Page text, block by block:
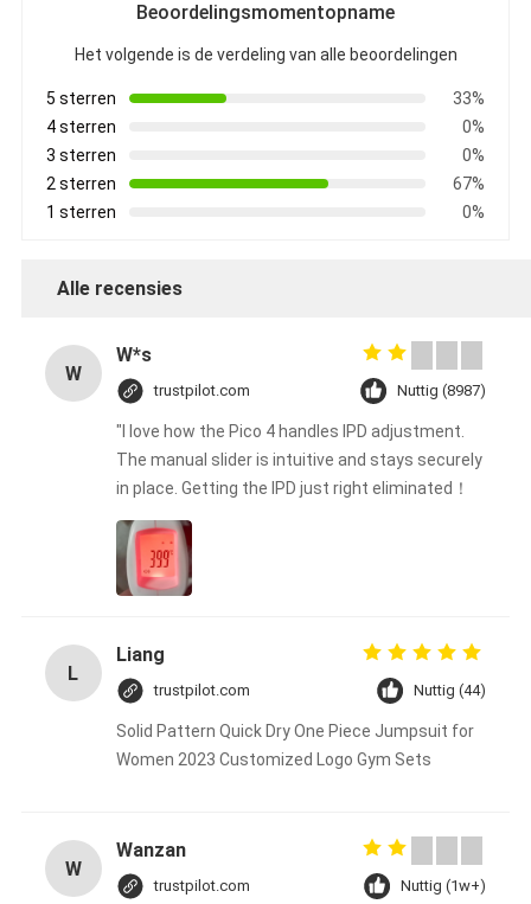
Beoordelingsmomentopname
Het volgende is de verdeling van alle beoordelingen
5 sterren
33%
4 sterren
0%
3 sterren
0%
2 sterren
67%
1 sterren
0%
Alle recensies
W
W*s
trustpilot.com Nuttig (8987)
"I love how the Pico 4 handles IPD adjustment.
The manual slider is intuitive and stays securely
in place. Getting the IPD just right eliminated！
L
Liang
trustpilot.com Nuttig (44)
Solid Pattern Quick Dry One Piece Jumpsuit for
Women 2023 Customized Logo Gym Sets
W
Wanzan
trustpilot.com Nuttig (1w+)